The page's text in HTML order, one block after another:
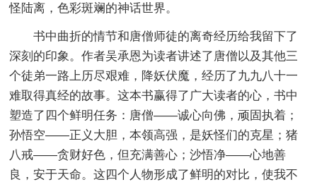
怪陆离，色彩斑斓的神话世界。
书中曲折的情节和唐僧师徒的离奇经历给我留下了
深刻的印象。作者吴承恩为读者讲述了唐僧以及其他三
个徒弟一路上历尽艰难，降妖伏魔，经历了九九八十一
难取得真经的故事。这本书赢得了广大读者的心，书中
塑造了四个鲜明任务：唐僧——诚心向佛，顽固执着；
孙悟空——正义大胆，本领高强，是妖怪们的克星；猪
八戒——贪财好色，但充满善心；沙悟净——心地善
良，安于天命。这四个人物形成了鲜明的对比，使我不